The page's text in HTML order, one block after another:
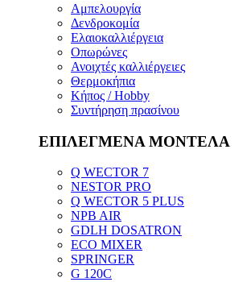
Αμπελουργία
Δενδροκομία
Ελαιοκαλλιέργεια
Οπωρώνες
Ανοιχτές καλλιέργειες
Θερμοκήπια
Κήπος / Hobby
Συντήρηση πρασίνου
ΕΠΙΛΕΓΜΕΝΑ ΜΟΝΤΕΛΑ
Q WECTOR 7
NESTOR PRO
Q WECTOR 5 PLUS
NPB AIR
GDLH DOSATRON
ECO MIXER
SPRINGER
G 120C